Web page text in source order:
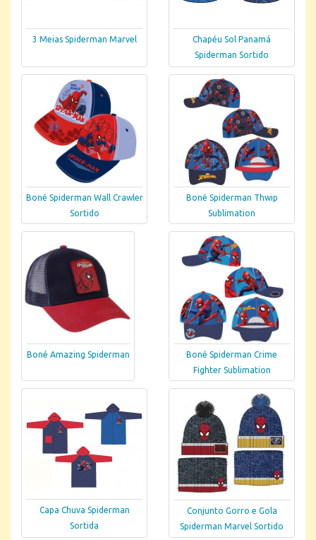
3 Meias Spiderman Marvel
Chapéu Sol Panamá
Spiderman Sortido
Boné Spiderman Wall Crawler
Sortido
Boné Spiderman Thwip
Sublimation
Boné Amazing Spiderman
Boné Spiderman Crime
Fighter Sublimation
Capa Chuva Spiderman
Sortida
Conjunto Gorro e Gola
Spiderman Marvel Sortido